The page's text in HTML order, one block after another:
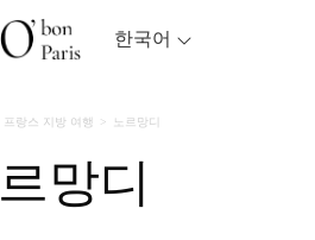
한국어
프랑스 지방 여행 노르망디
노르망디